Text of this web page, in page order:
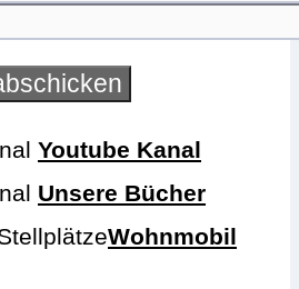
Youtube Kanal
Unsere Bücher
Wohnmobil